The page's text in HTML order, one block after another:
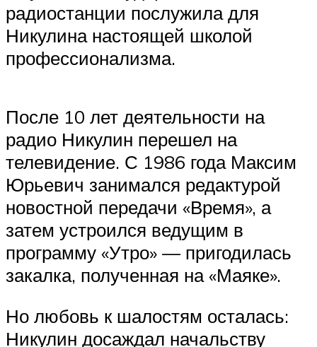
радиостанции послужила для
Никулина настоящей школой
профессионализма.
После 10 лет деятельности на
радио Никулин перешел на
телевидение. С 1986 года Максим
Юрьевич занимался редактурой
новостной передачи «Время», а
затем устроился ведущим в
программу «Утро» — пригодилась
закалка, полученная на «Маяке».
Но любовь к шалостям осталась:
Никулин досаждал начальству